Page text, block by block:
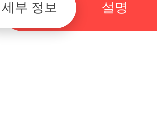
세부 정보 설명